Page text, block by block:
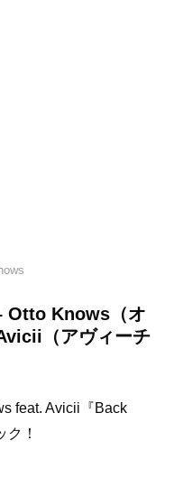
Otto Knows（オ
（アヴィーチ
feat. Avicii『Back
！